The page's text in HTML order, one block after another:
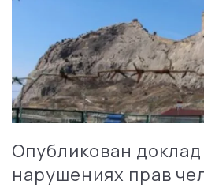
Опубликован
нарушениях прав